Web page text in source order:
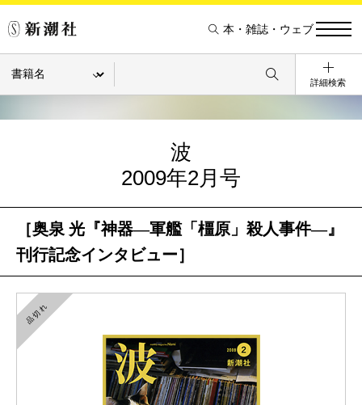
本・雑誌・ウェブ
詳細検索
波
2009年2月号
［奥泉 光『神器―軍艦「橿原」殺人事件―』
刊行記念インタビュー］
品切れ